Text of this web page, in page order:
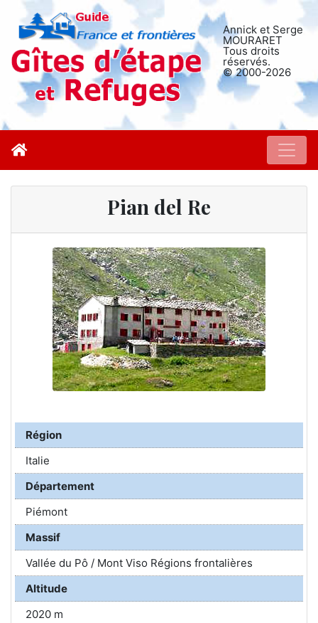
Annick et Serge
MOURARET
Tous droits
réservés.
© 2000-2026
Pian del Re
Région
Italie
Département
Piémont
Massif
Vallée du Pô / Mont Viso Régions frontalières
Altitude
2020 m